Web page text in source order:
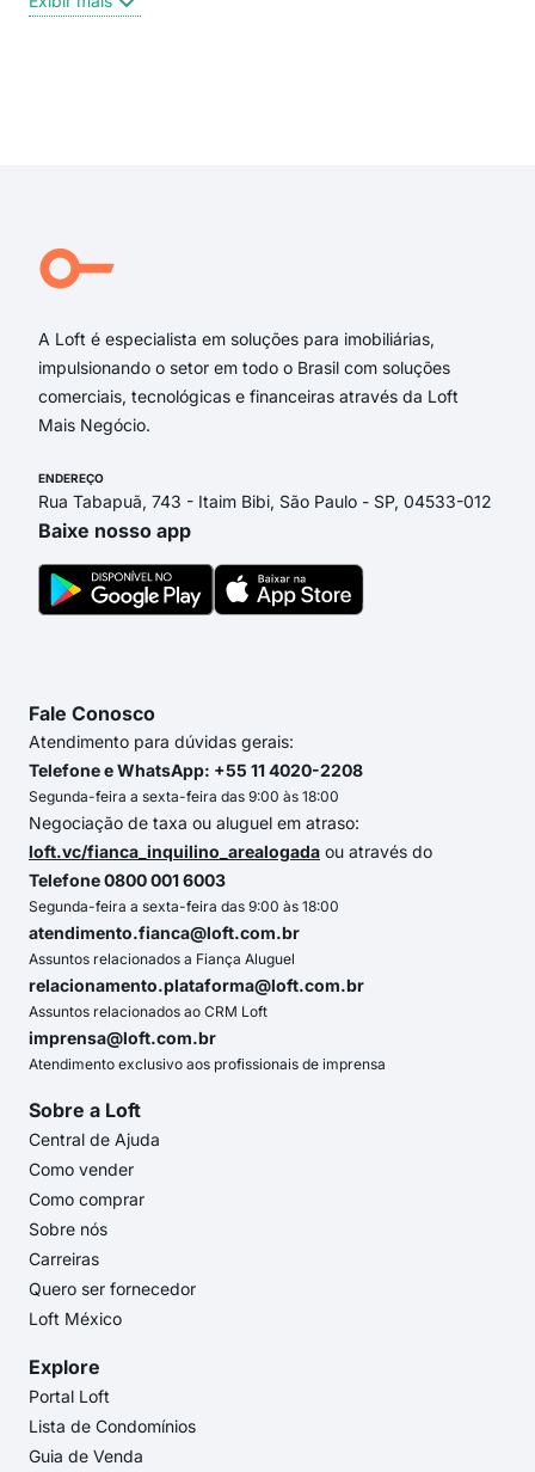
A Loft é especialista em soluções para imobiliárias,
impulsionando o setor em todo o Brasil com soluções
comerciais, tecnológicas e financeiras através da Loft
Mais Negócio.
ENDEREÇO
Rua Tabapuã, 743 - Itaim Bibi, São Paulo - SP, 04533-012
Baixe nosso app
Fale Conosco
Atendimento para dúvidas gerais:
Telefone e WhatsApp: +55 11 4020-2208
Segunda-feira a sexta-feira das 9:00 às 18:00
Negociação de taxa ou aluguel em atraso:
loft.vc/fianca_inquilino_arealogada ou através do
Telefone 0800 001 6003
Segunda-feira a sexta-feira das 9:00 às 18:00
atendimento.fianca@loft.com.br
Assuntos relacionados a Fiança Aluguel
relacionamento.plataforma@loft.com.br
Assuntos relacionados ao CRM Loft
imprensa@loft.com.br
Atendimento exclusivo aos profissionais de imprensa
Sobre a Loft
Central de Ajuda
Como vender
Como comprar
Sobre nós
Carreiras
Quero ser fornecedor
Loft México
Explore
Portal Loft
Lista de Condomínios
Guia de Venda